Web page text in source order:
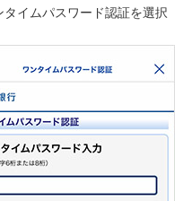
イムパスワード認証を選択